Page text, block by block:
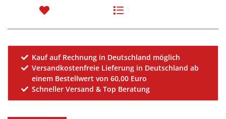
Kauf auf Rechnung in Deutschland möglich
Versandkostenfreie Lieferung in Deutschland ab
einem Bestellwert von 60,00 Euro
Schneller Versand & Top Beratung